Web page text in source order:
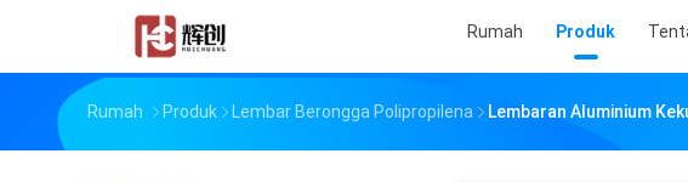
Rumah Produk
Rumah Produk Lembar Berongga Polipropilena Lembaran Aluminium